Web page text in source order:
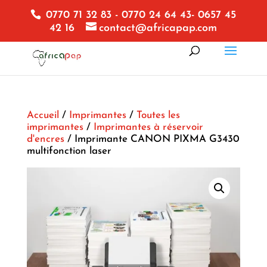
0770 71 32 83 - 0770 24 64 43- 0657 45
42 16
contact@africapap.com
Accueil / Imprimantes/ Toutes les
imprimantes/
Imprimantes à réservoir
d'encres/ Imprimante CANON PIXMA G3430
multifonction laser